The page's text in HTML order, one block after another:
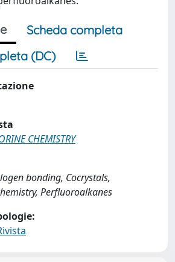
Scheda completa
(DC)
CHEMISTRY
bonding, Cocrystals,
Perfluoroalkanes